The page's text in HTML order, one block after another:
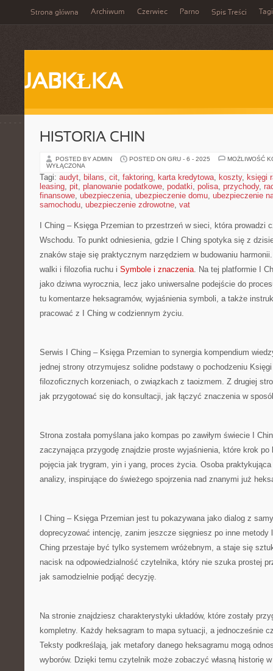
Strona główna Archiwum Czerwiec Parno Spis Treści Tagi
JABKŁKA
HISTORIA CHIN
POSTED BY ADMIN POSTED ON GRU - 6 - 2025
MOŻLIWOŚĆ
WYŁĄCZONA
Tagi: audyt, bilans, cit, faktoring, karta kredytowa, koszty, księgi
leasing, pit, planowanie podatkowe, podatki, polisa, przychody,
finansowe, ubezpieczenia, ubezpieczenie domu, ubezpieczenie
samochodu, ubezpieczenie zdrowotne, vat
I Ching – Księga Przemian to przestrzeń w sieci, która prowadzi
Wschodu. To punkt odniesienia, gdzie I Ching spotyka się z
znaków staje się praktycznym narzędziem w budowaniu
walki i filozofia ruchu i Symbole i znaczenia. Na tej platformie I
jako dziwna wyrocznia, lecz jako uniwersalne podejście do
tu komentarze heksagramów, wyjaśnienia symboli, a także
pracować z I Ching w codziennym życiu.
Serwis I Ching – Księga Przemian to synergia kompendium
jednej strony otrzymujesz solidne podstawy o pochodzeniu
filozoficznych korzeniach, o związkach z taoizmem. Z drugiej
jak przygotować się do konsultacji, jak łączyć znaczenia w
Strona została pomyślana jako kompas po zawiłym świecie I
zaczynająca przygodę znajdzie proste wyjaśnienia, które krok
pojęcia jak trygram, yin i yang, proces życia. Osoba praktykująca
analizy, inspirujące do świeżego spojrzenia nad znanymi już
I Ching – Księga Przemian jest tu pokazywana jako dialog z
doprecyzować intencję, zanim jeszcze sięgniesz po inne metody
Ching przestaje być tylko systemem wróżebnym, a staje się
nacisk na odpowiedzialność czytelnika, który nie szuka prostej
jak samodzielnie podjąć decyzję.
Na stronie znajdziesz charakterystyki układów, które zostały
kompletny. Każdy heksagram to mapa sytuacji, a jednocześnie
Teksty podkreślają, jak metafory danego heksagramu mogą
wyborów. Dzięki temu czytelnik może zobaczyć własną historię